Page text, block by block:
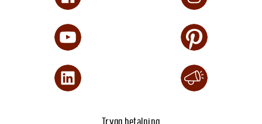
Trygg betalning